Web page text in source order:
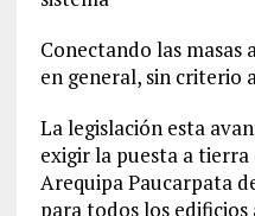
Conectando las masas
en general, sin criterio
La legislación esta
exigir la puesta a
Arequipa Paucarpata
para todos los